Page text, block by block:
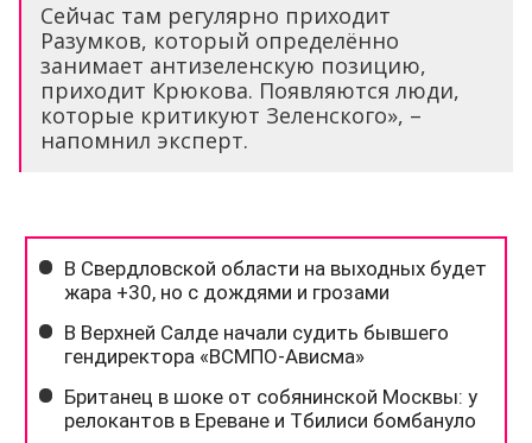
Сейчас там регулярно приходит
Разумков, который определённо
занимает антизеленскую позицию,
приходит Крюкова. Появляются люди,
которые критикуют Зеленского», –
напомнил эксперт.